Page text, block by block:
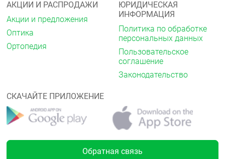
АКЦИИ И РАСПРОДАЖИ
Акции и предложения
Оптика
Ортопедия
ЮРИДИЧЕСКАЯ
ИНФОРМАЦИЯ
Политика по обработке
персональных данных
Пользовательское
соглашение
Законодательство
СКАЧАЙТЕ ПРИЛОЖЕНИЕ
Обратная связь